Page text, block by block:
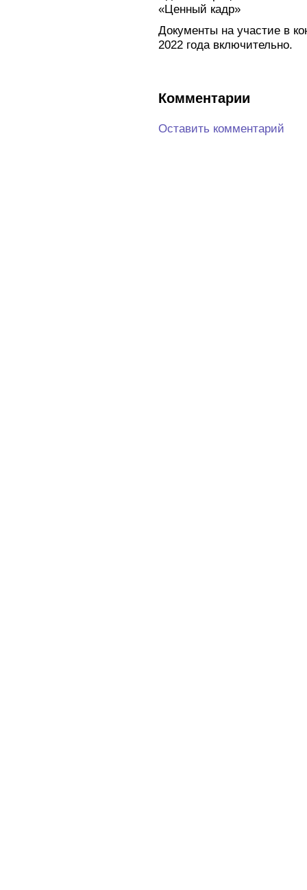
«Ценный кадр»
Документы на участие в
2022 года включительно.
Комментарии
Оставить комментарий